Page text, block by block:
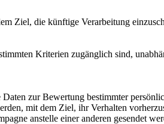
Ziel, die künftige Verarbeitung
Kriterien zugänglich sind,
zur Bewertung bestimmter
mit dem Ziel, ihr Verhalten
anstelle einer anderen gesendet